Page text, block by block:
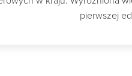
pierwszej